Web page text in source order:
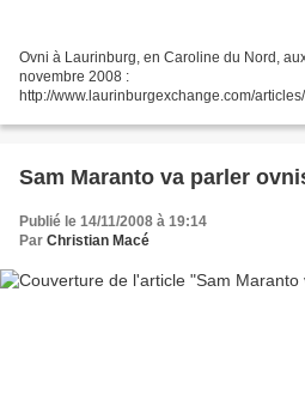
Ovni à Laurinburg, en Caroline du Nord,
novembre 2008 :
http://www.laurinburgexchange.com/
Sam Maranto va parler
Publié le 14/11/2008 à 19:14
Par Christian Macé